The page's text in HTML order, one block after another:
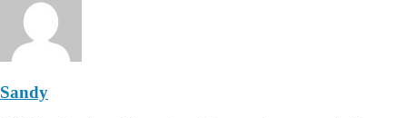
Sandy